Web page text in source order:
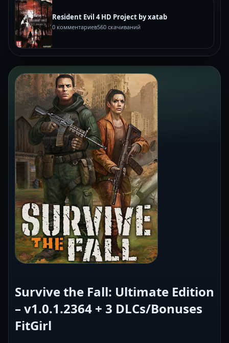
Resident Evil 4 HD Project by xatab
0 комментариев560 скачиваний
Survive the Fall: Ultimate Edition
– v1.0.1.2364 + 3 DLCs/Bonuses
FitGirl